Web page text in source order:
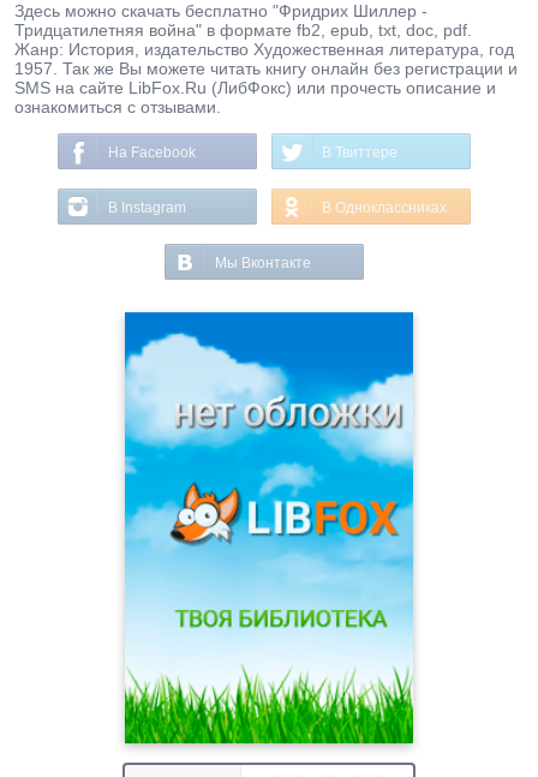
Здесь можно скачать бесплатно "Фридрих Шиллер -
Тридцатилетняя война" в формате fb2, epub, txt, doc, pdf.
Жанр: История, издательство Художественная литература, год
1957. Так же Вы можете читать книгу онлайн без регистрации и
SMS на сайте LibFox.Ru (ЛибФокс) или прочесть описание и
ознакомиться с отзывами.
На Facebook В Твиттере
В Instagram В Одноклассниках
Мы Вконтакте